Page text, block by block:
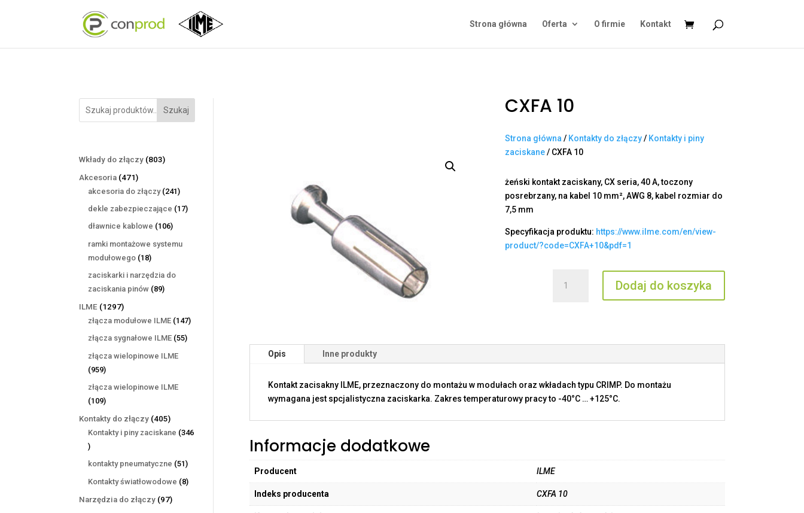
Strona główna Oferta O firmie Kontakt
Szukaj
Wkłady do złączy 803803
Akcesoria 471471
produktów
akcesoria do złączy 241241
produktów
dekle zabezpieczające 1717
dławnice kablowe 106106
ramki montażowe systemu
modułowego 1818
produktów
zaciskarki i narzędzia do
zaciskania pinów 8989
ILME 12971297
produktów
złącza modułowe ILME 147147
złącza sygnałowe ILME 5555
złącza wielopinowe ILME
959959
produktów
złącza wielopinowe ILME
109109
produktów
Kontakty do złączy 405405
produktów
Kontakty i piny zaciskane 346
346
produktów
kontakty pneumatyczne 5151
produktów
Kontakty światłowodowe 88
Narzędzia do złączy 9797
CXFA 10
Strona główna / Kontakty do złączy/ Kontakty i piny
zaciskane/ CXFA 10
żeński kontakt zaciskany, CX seria, 40 A, toczony
posrebrzany, na kabel 10 mm², AWG 8, kabel rozmiar do
7,5 mm
Specyfikacja produktu: https://www.ilme.com/en/view-
product/?code=CXFA+10&pdf=1
CXFA
Dodaj do koszyka
Opis Inne produkty
Kontakt zacisakny ILME, przeznaczony do montażu w modułach oraz wkładach typu CRIMP. Do montażu
wymagana jest spcjalistyczna zaciskarka. Zakres temperaturowy pracy to -40°C … +125°C.
Informacje dodatkowe
Producent ILME
Indeks producenta CXFA 10